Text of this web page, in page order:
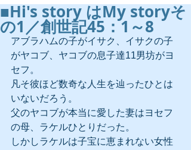
■Hi's story はMy storyそ
の1／創世記45：1～8
アブラハムの子がイサク、イサクの子
がヤコブ、ヤコブの息子達11男坊がヨ
セフ。
凡そ彼ほど数奇な人生を辿ったひとは
いないだろう。
父のヤコブが本当に愛した妻はヨセフ
の母、ラケルひとりだった。
しかしラケルは子宝に恵まれない女性